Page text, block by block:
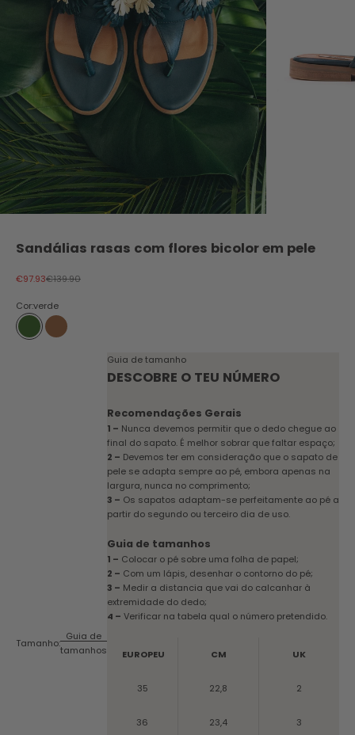
Sandálias rasas com flores bicolor em pele
Preço promocional
€97.93Preço normal
€139.90
Cor:verde
verde castanho ruivo
Tamanho:
Guia de
tamanhos
Guia de tamanho
DESCOBRE O TEU NÚMERO
Recomendações Gerais
1 – Nunca devemos permitir que o dedo chegue ao
final do sapato. É melhor sobrar que faltar espaço;
2 – Devemos ter em consideração que o sapato de
pele se adapta sempre ao pé, embora apenas na
largura, nunca no comprimento;
3 – Os sapatos adaptam-se perfeitamente ao pé a
partir do segundo ou terceiro dia de uso.
Guia de tamanhos
1 – Colocar o pé sobre uma folha de papel;
2 – Com um lápis, desenhar o contorno do pé;
3 – Medir a distancia que vai do calcanhar à
extremidade do dedo;
4 – Verificar na tabela qual o número pretendido.
EUROPEU CM UK
35 22,8 2
36 23,4 3